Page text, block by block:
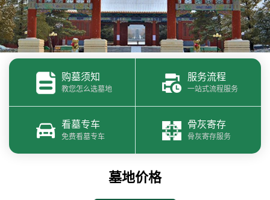
购墓须知
教您怎么选墓地
服务流程
一站式流程服务
看墓专车
免费看墓专车
骨灰寄存
骨灰寄存服务
墓地价格